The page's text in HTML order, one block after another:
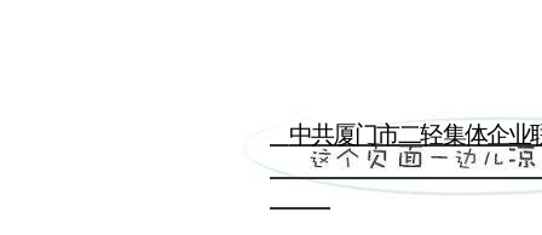
中共厦门市二轻集体企业